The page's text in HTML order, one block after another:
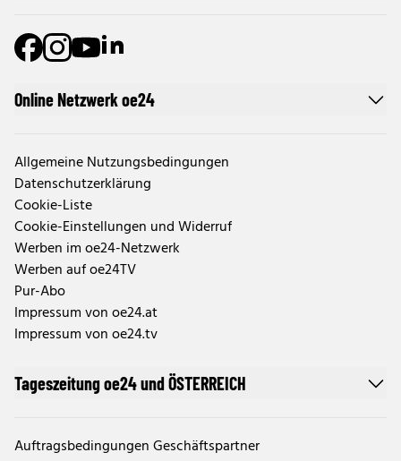
Online Netzwerk oe24
Allgemeine Nutzungsbedingungen
Datenschutzerklärung
Cookie-Liste
Cookie-Einstellungen und Widerruf
Werben im oe24-Netzwerk
Werben auf oe24TV
Pur-Abo
Impressum von oe24.at
Impressum von oe24.tv
Tageszeitung oe24 und ÖSTERREICH
Auftragsbedingungen Geschäftspartner